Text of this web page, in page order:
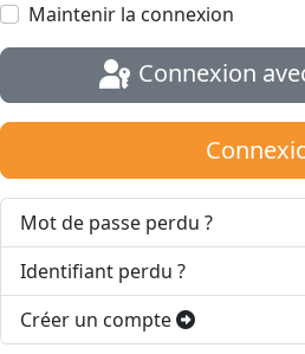
Maintenir la connexion
Connexion
Mot de passe perdu ?
Identifiant perdu ?
Créer un compte